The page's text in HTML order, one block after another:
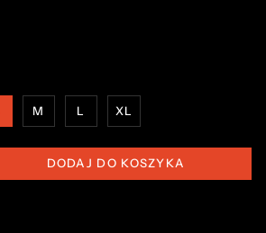
M L XL
DODAJ DO KOSZYKA